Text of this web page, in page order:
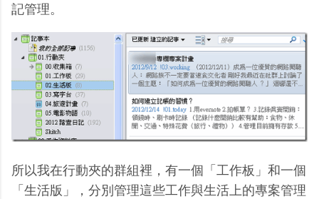
記管理。
所以我在行動夾的群組裡，有一個「工作板」和一個
「生活版」，分別管理這些工作與生活上的專案管理